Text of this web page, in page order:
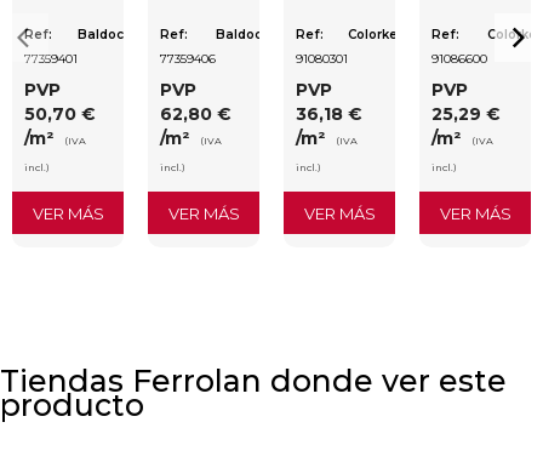
Ref:
77359401
Baldocer
PVP
50,70 €
/m²
(IVA
incl.)
VER MÁS
Ref:
77359406
Baldocer
PVP
62,80 €
/m²
(IVA
incl.)
VER MÁS
Ref:
91080301
Colorker
PVP
36,18 €
/m²
(IVA
incl.)
VER MÁS
Ref:
91086600
Colorker
PVP
25,29 €
/m²
(IVA
incl.)
VER MÁS
Tiendas Ferrolan donde ver este
producto